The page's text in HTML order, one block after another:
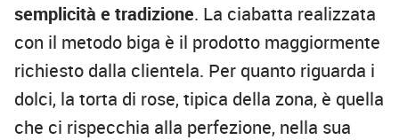
semplicità e tradizione. La ciabatta realizzata
con il metodo biga è il prodotto maggiormente
richiesto dalla clientela. Per quanto riguarda i
dolci, la torta di rose, tipica della zona, è quella
che ci rispecchia alla perfezione, nella sua